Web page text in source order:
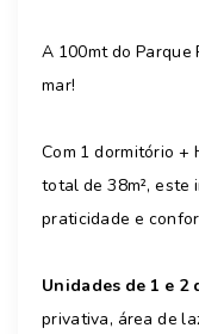
A 100mt do Parque
mar!
Com 1 dormitório +
total de 38m², este
praticidade e
Unidades de 1 e 2
privativa, área de